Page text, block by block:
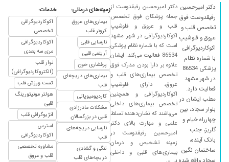
فشار خون
سلام.بسیار مثبت و حاذق.در حال درمان هستم. ۱۴۰۱/۰۶/۰۴
دکتر بسیار صبور هستن ۱۴۰۴/۰۷/۰۲
خودم نه ولی یکی از آشنایان رگ قلبشون رسوب
داشته خداروشکر بر طرف شده
۱۴۰۱/۰۶/۱۳
پدرم را آنژیو کرده ۱۴۰۰/۱۰/۲۳
عالی است ۱۴۰۳/۰۲/۱۸
بسیار عالی بودند ۱۴۰۰/۰۱/۱۸
دکتر خیلی خوبی است و مریضی انسان را خوب
تشخیص می دهد
۱۴۰۰/۰۵/۱۸
دکتربسیار ۱۴۰۲/۰۴/۰۹
دکتر امیرحسین
رفیقدوست فوق
تخصص قلب و
عروق و فلوشیپ
اکوکاردیوگرافی
با شماره نظام
پزشکی 86534
در شهر مشهد
فعالیت دارد.
مطب ایشان در
بلوار سجاد، بین
چهارراه خیام و
گلریز، جنب
بانک آینده،
ساختمان نگین
دکتر امیرحسین رفیقدوست از
جمله پزشکان فوق تخصص
قلب و عروق و فلوشیپ
اکوکاردیوگرافی در شهر مشهد
است که با شماره نظام پزشکی
86534 فعالیت می‌کند. ایشان
علاوه بر دارا بودن مدرک فوق
تخصص بیماری‌های قلب و
عروق، دارای فلوشیپ
اکوکاردیوگرافی و همچنین
تخصص بیماری‌های داخلی
می‌باشند که نشان‌دهنده تسلط
علمی و مهارت بالای دکتر
امیرحسین رفیقدوست در
زمینه تشخیص و درمان
بیماری‌های قلبی و داخلی
زمینه‌های درمانی:
بیماری‌های عروق
کرونر قلب
نارسایی قلبی
آریتمی قلبی
پرفشاری خون
بیماری‌های دریچه‌ای
قلب
کاردیومیوپاتی
مشکلات مادرزادی
قلبی در بزرگسالان
نارسایی دریچه‌های
قلب
تنگی و گشادی
دریچه‌های قلب
خدمات:
اکوکاردیوگرافی
تخصصی
اکوکاردیوگرافی
مری سه بعدی
نوار قلب
(الکتروکاردیوگرافی)
تست ورزش قلب
هولتر مونیتورینگ
قلبی
آنژیوگرافی قلب
استرس
اکوکاردیوگرافی
مشاوره تخصصی
قلب و عروق